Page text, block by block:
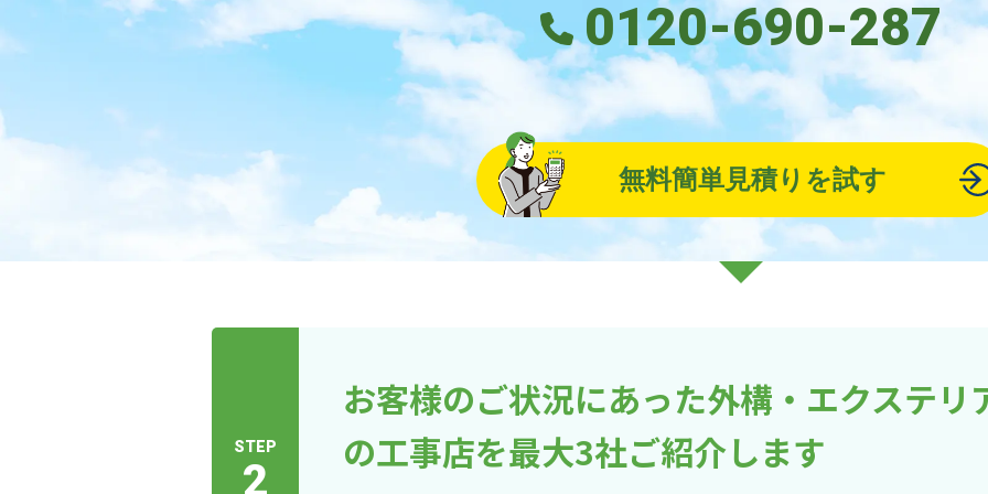
0120-690-287
無料簡単見積りを試す
STEP
2
お客様のご状況にあった外構・エクステリ
の工事店を最大3社ご紹介します